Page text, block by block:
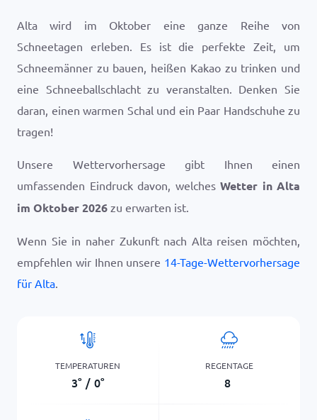
Alta wird im Oktober eine ganze Reihe von
Schneetagen erleben. Es ist die perfekte Zeit, um
Schneemänner zu bauen, heißen Kakao zu trinken und
eine Schneeballschlacht zu veranstalten. Denken Sie
daran, einen warmen Schal und ein Paar Handschuhe zu
tragen!
Unsere Wettervorhersage gibt Ihnen einen
umfassenden Eindruck davon, welches Wetter in Alta
im Oktober 2026 zu erwarten ist.
Wenn Sie in naher Zukunft nach Alta reisen möchten,
empfehlen wir Ihnen unsere 14-Tage-Wettervorhersage
für Alta.
TEMPERATUREN
3° / 0°
REGENTAGE
8